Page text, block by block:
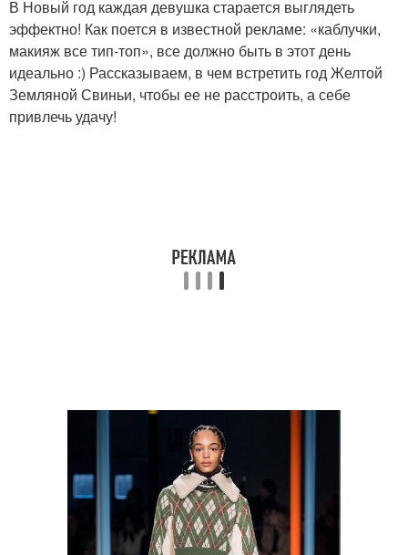
В Новый год каждая девушка старается выглядеть
эффектно! Как поется в известной рекламе: «каблучки,
макияж все тип-топ», все должно быть в этот день
идеально :) Рассказываем, в чем встретить год Желтой
Земляной Свиньи, чтобы ее не расстроить, а себе
привлечь удачу!